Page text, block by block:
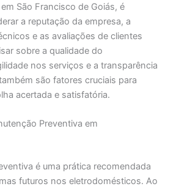
São Francisco de Goiás, é
a reputação da empresa, a
e as avaliações de clientes
sobre a qualidade do
nos serviços e a transparência
são fatores cruciais para
acertada e satisfatória.
Preventiva em
é uma prática recomendada
futuros nos eletrodomésticos. Ao